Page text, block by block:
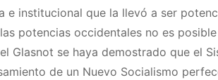
e institucional que la llevó a ser
potencias occidentales no es
Glasnot se haya demostrado que el
de un Nuevo Socialismo